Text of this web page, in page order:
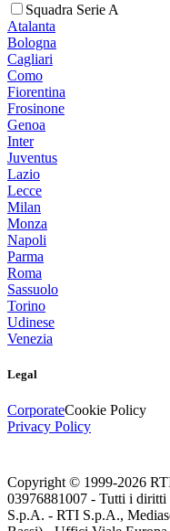
Squadra Serie A
Atalanta
Bologna
Cagliari
Como
Fiorentina
Frosinone
Genoa
Inter
Juventus
Lazio
Lecce
Milan
Monza
Napoli
Parma
Roma
Sassuolo
Torino
Udinese
Venezia
Legal
CorporateCookie Policy
Privacy Policy
Copyright © 1999-2026
03976881007 - Tutti i diritti
S.p.A. - RTI S.p.A.,